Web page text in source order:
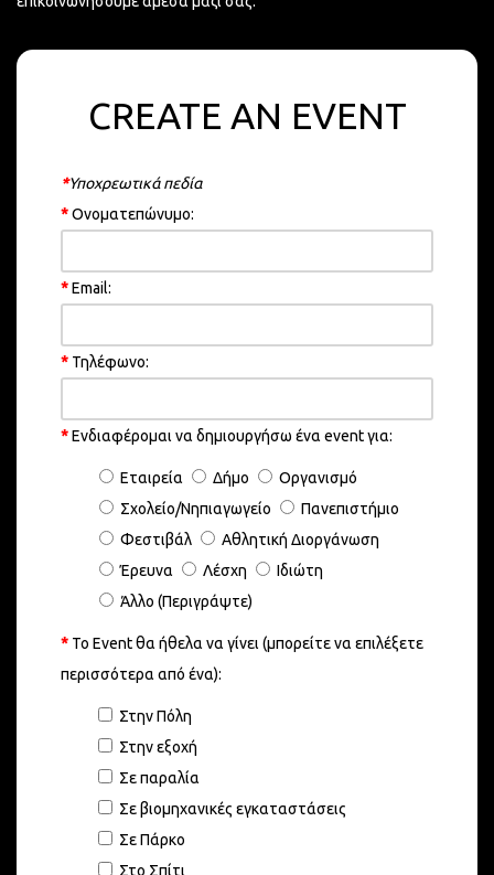
CREATE AN EVENT
*Υποχρεωτικά πεδία
*Ονοματεπώνυμο:
*Email:
* Τηλέφωνο:
*Ενδιαφέρομαι να δημιουργήσω ένα event για:
Εταιρεία Δήμο
Οργανισμό
Σχολείο/Νηπιαγωγείο
Πανεπιστήμιο
Φεστιβάλ
Αθλητική Διοργάνωση
Έρευνα
Λέσχη
Ιδιώτη
Άλλο (Περιγράψτε)
* Το Event θα ήθελα να γίνει (μπορείτε να επιλέξετε
περισσότερα από ένα):
Στην Πόλη
Στην εξοχή
Σε παραλία
Σε βιομηχανικές εγκαταστάσεις
Σε Πάρκο
Στο Σπίτι